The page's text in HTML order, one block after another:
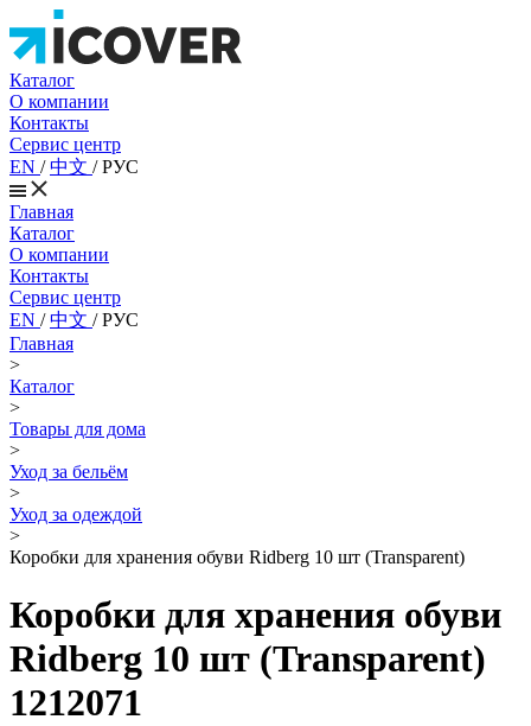
Каталог
О компании
Контакты
Сервис центр
EN /中文 /РУС
Главная
Каталог
О компании
Контакты
Сервис центр
EN /中文 /РУС
Главная
>
Каталог
>
Товары для дома
>
Уход за бельём
>
Уход за одеждой
>
Коробки для хранения обуви Ridberg 10 шт (Transparent)
Коробки для хранения обуви
Ridberg 10 шт (Transparent)
1212071